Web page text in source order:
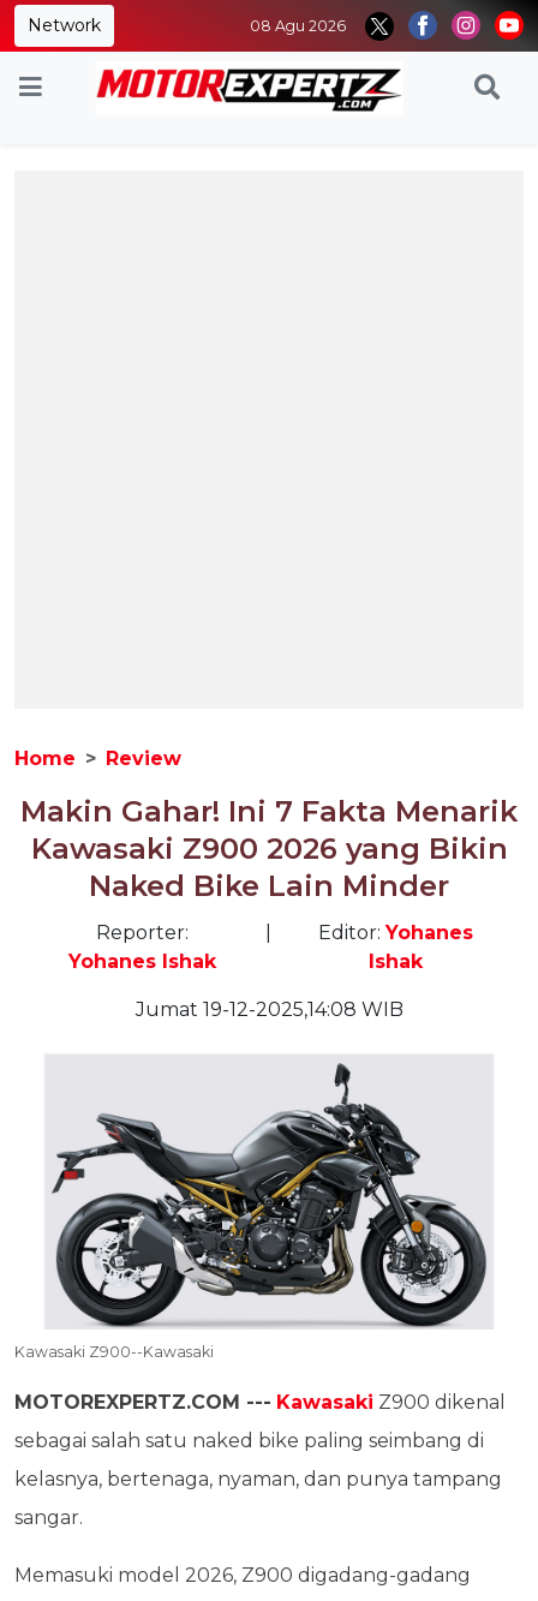
Network 08 Agu 2026
Home Review
Makin Gahar! Ini 7 Fakta Menarik
Kawasaki Z900 2026 yang Bikin
Naked Bike Lain Minder
Reporter:
Yohanes Ishak
Editor:Yohanes
Ishak
Jumat 19-12-2025,14:08 WIB
Kawasaki Z900--Kawasaki
MOTOREXPERTZ.COM --- Kawasaki Z900 dikenal
sebagai salah satu naked bike paling seimbang di
kelasnya, bertenaga, nyaman, dan punya tampang
sangar.
Memasuki model 2026, Z900 digadang-gadang